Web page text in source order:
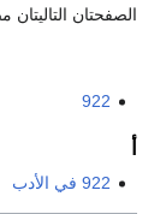
الصفحتان التاليتان
922
922 في الأدب